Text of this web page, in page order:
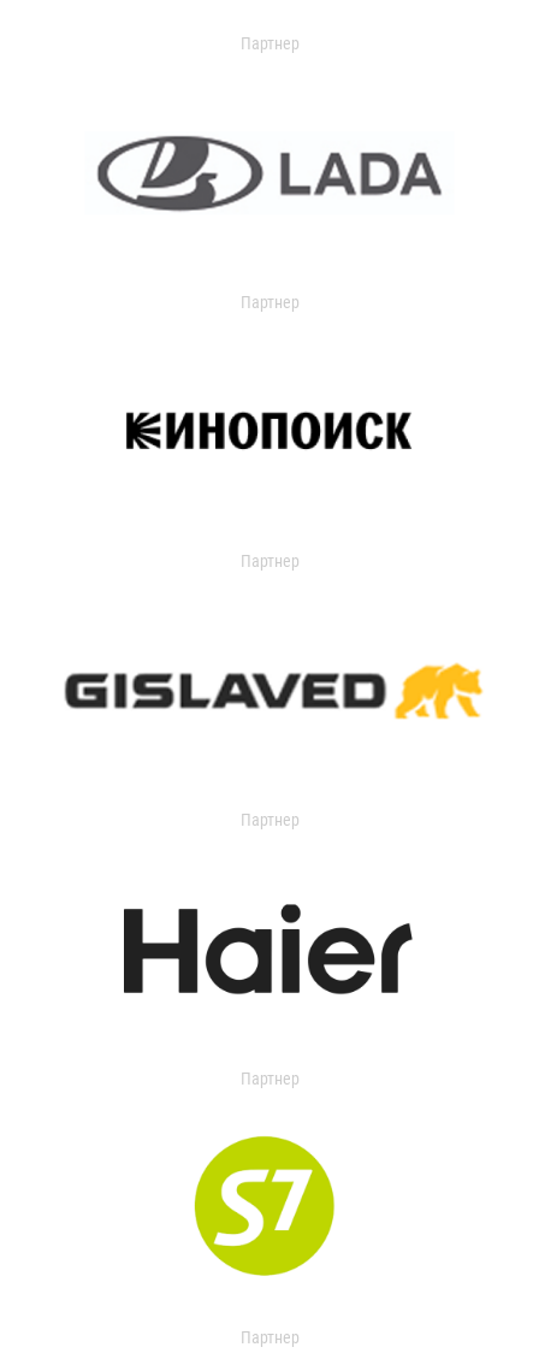
Партнер
Партнер
Партнер
Партнер
Партнер
Партнер